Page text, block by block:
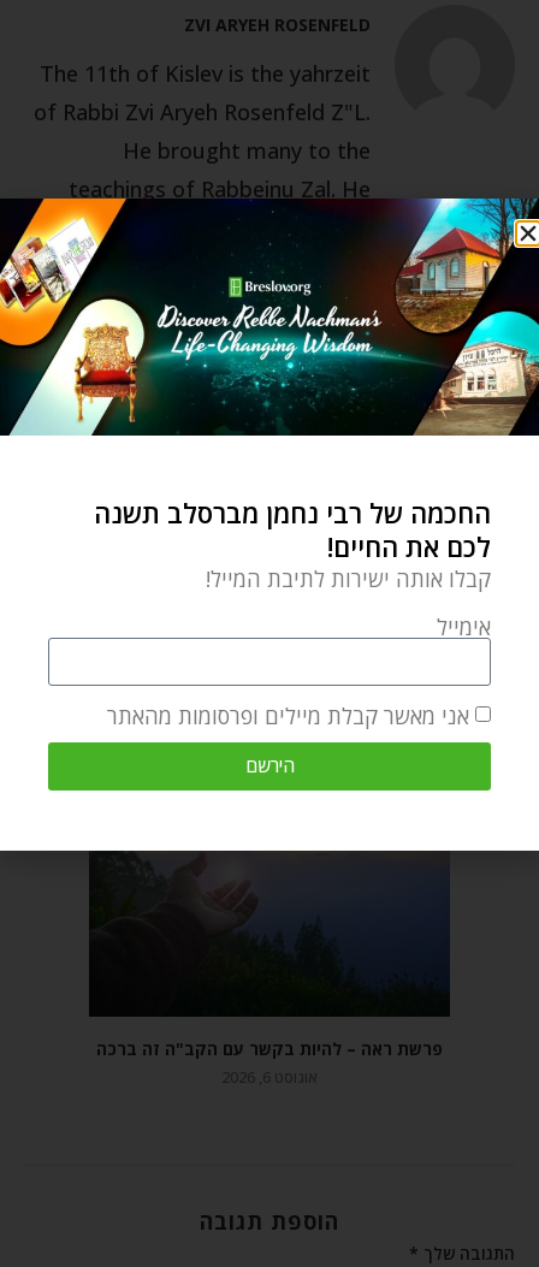
ZVI ARYEH ROSENFELD
The 11th of Kislev is the yahrzeit
of Rabbi Zvi Aryeh Rosenfeld Z"L.
He brought many to the
teachings of Rabbeinu Zal. He
enriched every mitzva and every
nuance of kedusha with down-to-
earth excitement, total faith and
bitachon. We are sincerely
grateful for a rabbi who was one-
stop source for amazing
So many years after his passing
we still feel a deep void.
מאמר הבא
מאמר קודם
מאמרים קשורים
פרשת ראה – להיות בקשר עם הקב"ה זה ברכה
אוגוסט 6, 2026
הוספת תגובה
התגובה שלך *
החכמה של רבי נחמן מברסלב תשנה
לכם את החיים!
קבלו אותה ישירות לתיבת המייל!
אימייל
אני מאשר קבלת מיילים ופרסומות מהאתר
הירשם